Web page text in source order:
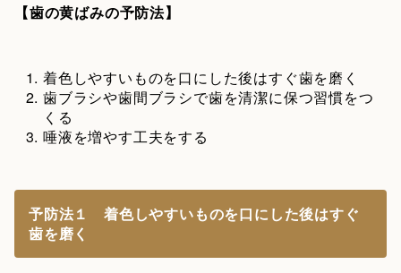
【歯の黄ばみの予防法】
着色しやすいものを口にした後はすぐ歯を磨く
歯ブラシや歯間ブラシで歯を清潔に保つ習慣をつ
くる
唾液を増やす工夫をする
予防法１ 着色しやすいものを口にした後はすぐ
歯を磨く